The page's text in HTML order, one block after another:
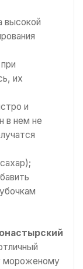
высокой
их
и
в нем не
мороженому